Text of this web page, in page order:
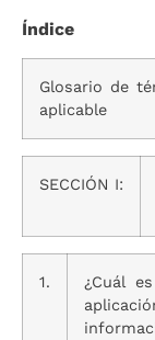
Índice
Glosario de
aplicable
SECCIÓN I:
1.
¿Cuál